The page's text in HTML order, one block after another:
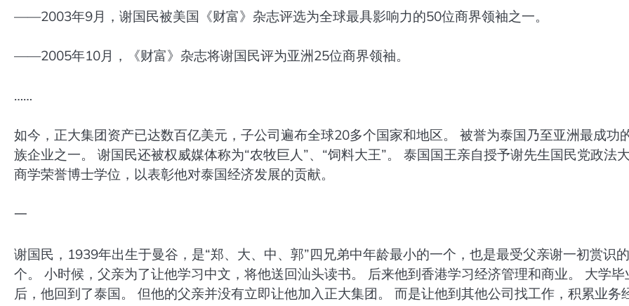
——2003年9月，谢国民被美国《财富》杂志评选为全球最具影响力的50位商界领袖之一。
——2005年10月，《财富》杂志将谢国民评为亚洲25位商界领袖。
……
如今，正大集团资产已达数百亿美元，子公司遍布全球20多个国家和地区。 被誉为泰国乃至亚洲最成功
族企业之一。 谢国民还被权威媒体称为“农牧巨人”、“饲料大王”。 泰国国王亲自授予谢先生国民党政法
商学荣誉博士学位，以表彰他对泰国经济发展的贡献。
一
谢国民，1939年出生于曼谷，是“郑、大、中、郭”四兄弟中年龄最小的一个，也是最受父亲谢一初赏识
个。 小时候，父亲为了让他学习中文，将他送回汕头读书。 后来他到香港学习经济管理和商业。 大学毕
后，他回到了泰国。 但他的父亲并没有立即让他加入正大集团。 而是让他到其他公司找工作，积累业务